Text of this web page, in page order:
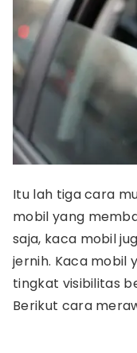
Itu lah tiga cara
mobil yang
saja, kaca mobil
jernih. Kaca mobil
tingkat visibilitas
Berikut cara